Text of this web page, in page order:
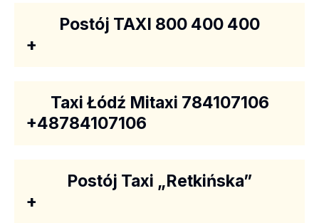
Postój TAXI 800 400 400
+
Taxi Łódź Mitaxi 784107106
+48784107106
Postój Taxi „Retkińska”
+